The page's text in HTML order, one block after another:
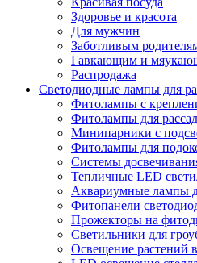
Здоровье и красота
Для мужчин
Заботливым
Гавкающим и
Распродажа
Светодиодные лампы для
Фитолампы с
Фитолампы для
Минипарники с
Фитолампы для
Системы
Тепличные LED
Аквариумные лампы
Фитопанели
Прожекторы на
Светильники для
Освещение растений